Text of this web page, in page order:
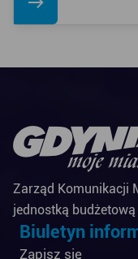
Zarząd Komunikacji
jednostką
Biuletyn
Zapisz się